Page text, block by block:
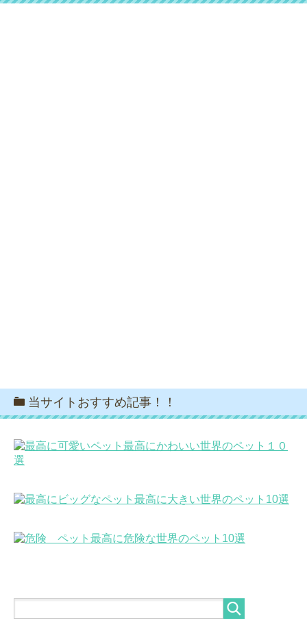
当サイトおすすめ記事！！
最高にかわいい世界のペット１０
選
最高に大きい世界のペット10選
最高に危険な世界のペット10選